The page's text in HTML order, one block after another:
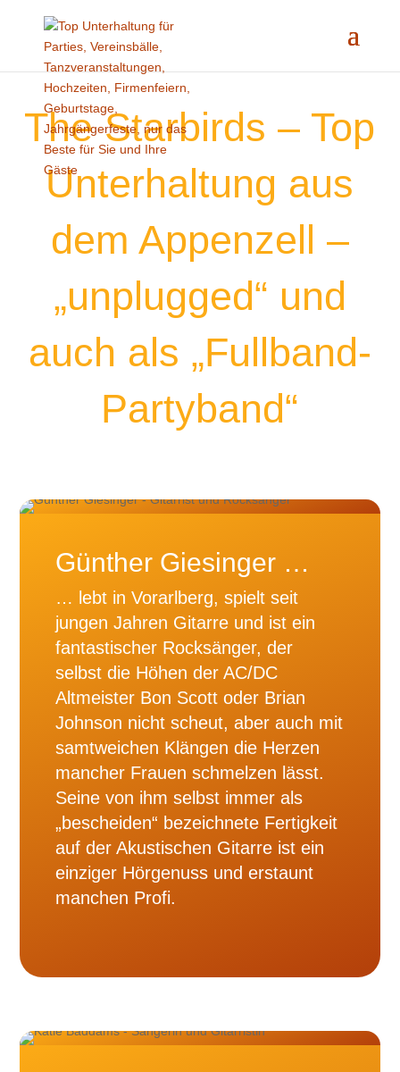
The Starbirds – Top
Unterhaltung aus
dem Appenzell –
„unplugged“ und
auch als „Fullband-
Partyband“
Günther Giesinger …
… lebt in Vorarlberg, spielt seit
jungen Jahren Gitarre und ist ein
fantastischer Rocksänger, der
selbst die Höhen der AC/DC
Altmeister Bon Scott oder Brian
Johnson nicht scheut, aber auch mit
samtweichen Klängen die Herzen
mancher Frauen schmelzen lässt.
Seine von ihm selbst immer als
„bescheiden“ bezeichnete Fertigkeit
auf der Akustischen Gitarre ist ein
einziger Hörgenuss und erstaunt
manchen Profi.